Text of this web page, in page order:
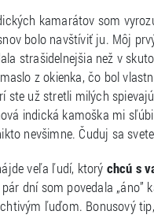
kamarátov som
bolo navštíviť ju. Môj
strašidelnejšia než v
z okienka, čo bol
ste už stretli milých
indická kamoška mi
nevšimne. Čuduj sa
veľa ľudí, ktorý chcú s
dní som povedala
ľuďom. Bonusový